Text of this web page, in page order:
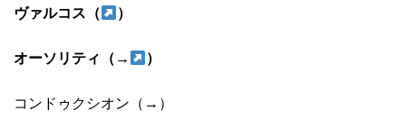
ヴァルコス（ ）
オーソリティ（→ ）
コンドゥクシオン（→）